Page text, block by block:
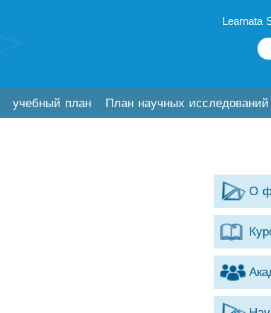
Learnata
учебный план План научных исследований
О